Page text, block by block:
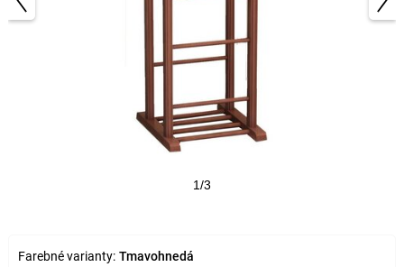
1/3
Farebné varianty: Tmavohnedá